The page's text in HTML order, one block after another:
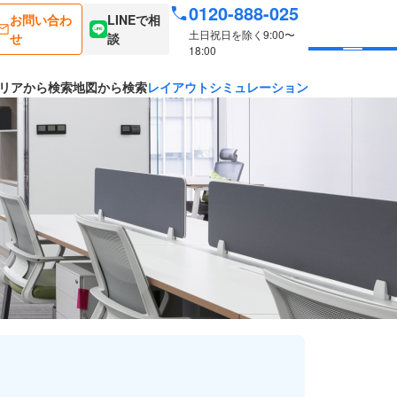
お問い合わ
せ
LINEで相
談
0120-888-025
土日祝日を除く9:00〜
18:00
アから検索地図から検索レイアウトシミュレーション